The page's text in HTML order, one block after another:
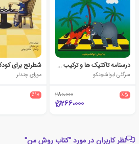
درسنامه تاکتیک ها و ترکیب های شطرنج
سرگئی ایواشچنکو
٪5 280،000
266،000
شطرنج برای
مورای چندلر
٪10
نظر کاربران در مورد "کتاب روش من"